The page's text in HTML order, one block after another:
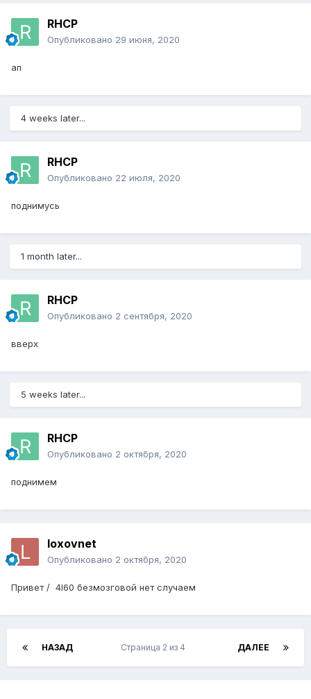
RHCP
Опубликовано 29 июня, 2020
ап
4 weeks later...
RHCP
Опубликовано 22 июля, 2020
поднимусь
1 month later...
RHCP
Опубликовано 2 сентября, 2020
вверх
5 weeks later...
RHCP
Опубликовано 2 октября, 2020
поднимем
loxovnet
Опубликовано 2 октября, 2020
Привет / 4l60 безмозговой нет случаем
НАЗАД ДАЛЕЕ
Страница 2 из 4